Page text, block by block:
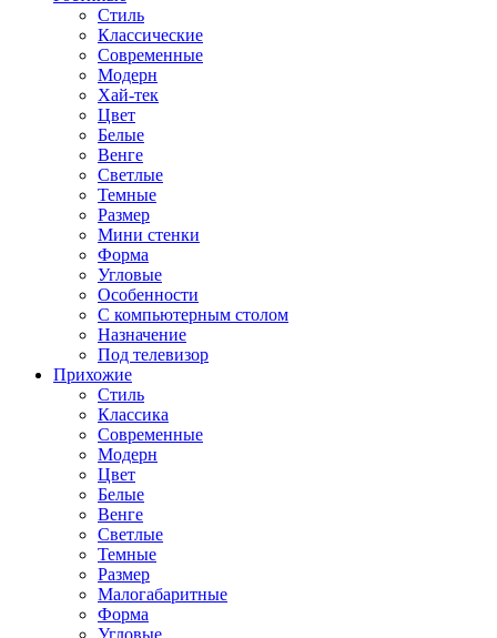
Стиль
Классические
Современные
Модерн
Хай-тек
Цвет
Белые
Венге
Светлые
Темные
Размер
Мини стенки
Форма
Угловые
Особенности
С компьютерным столом
Назначение
Под телевизор
Прихожие
Стиль
Классика
Современные
Модерн
Цвет
Белые
Венге
Светлые
Темные
Размер
Малогабаритные
Форма
Угловые